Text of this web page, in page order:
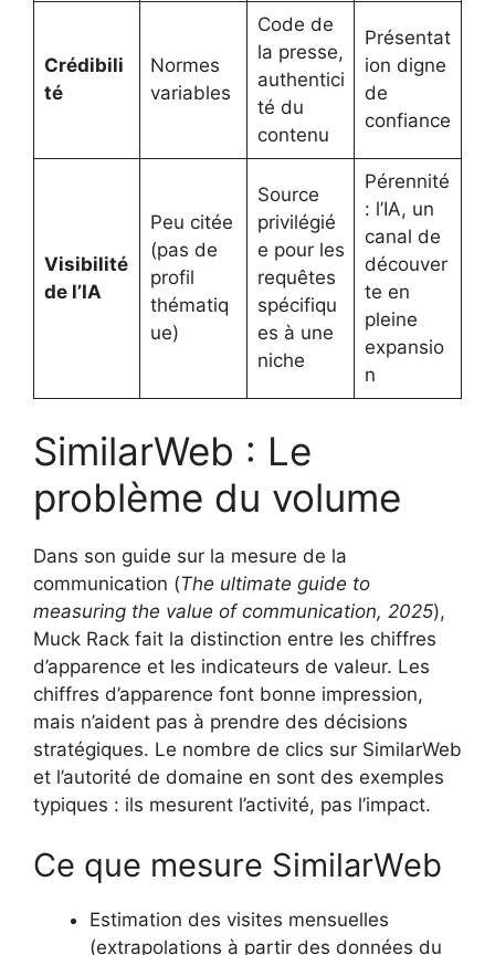
Crédibili
té
Normes
variables
Code de
la presse,
authentici
té du
contenu
Présentat
ion digne
de
confiance
Visibilité
de l’IA
Peu citée
(pas de
profil
thématiq
ue)
Source
privilégié
e pour les
requêtes
spécifiqu
es à une
niche
Pérennité
: l’IA, un
canal de
découver
te en
pleine
expansio
n
SimilarWeb : Le
problème du volume
Dans son guide sur la mesure de la
communication (The ultimate guide to
measuring the value of communication, 2025),
Muck Rack fait la distinction entre les chiffres
d’apparence et les indicateurs de valeur. Les
chiffres d’apparence font bonne impression,
mais n’aident pas à prendre des décisions
stratégiques. Le nombre de clics sur SimilarWeb
et l’autorité de domaine en sont des exemples
typiques : ils mesurent l’activité, pas l’impact.
Ce que mesure SimilarWeb
Estimation des visites mensuelles
(extrapolations à partir des données du